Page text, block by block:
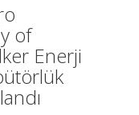
of
Enerji